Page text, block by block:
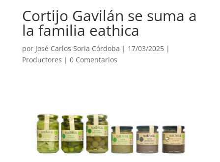
Cortijo Gavilán se suma a
la familia eathica
por José Carlos Soria Córdoba | 17/03/2025 |
Productores | 0 Comentarios